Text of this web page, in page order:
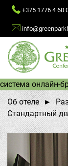
+375 1776 4 60
система онлайн-
Об отеле
Стандартный